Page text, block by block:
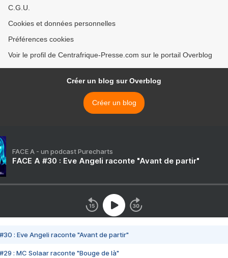
C.G.U.
Cookies et données personnelles
Préférences cookies
Voir le profil de Centrafrique-Presse.com sur le portail Overblog
Créer un blog sur Overblog
Créer un blog
FACE A - un podcast Purecharts
FACE A #30 : Eve Angeli raconte "Avant de partir"
#30 : Eve Angeli raconte "Avant de partir"
#29 : MC Solaar raconte "Bouge de là"